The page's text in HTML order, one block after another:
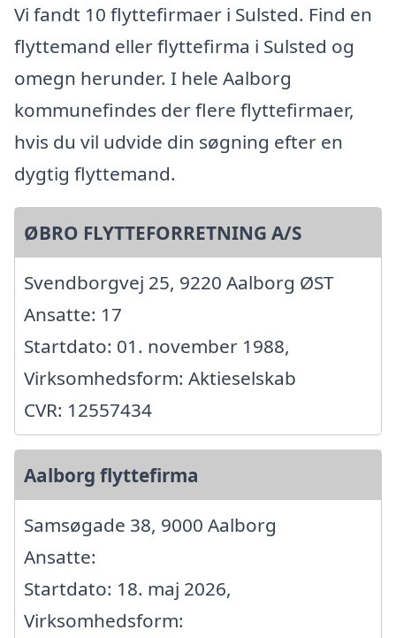
Vi fandt 10 flyttefirmaer i Sulsted. Find en
flyttemand eller flyttefirma i Sulsted og
omegn herunder. I hele Aalborg
kommunefindes der flere flyttefirmaer,
hvis du vil udvide din søgning efter en
dygtig flyttemand.
ØBRO FLYTTEFORRETNING A/S
Svendborgvej 25, 9220 Aalborg ØST
Ansatte: 17
Startdato: 01. november 1988,
Virksomhedsform: Aktieselskab
CVR: 12557434
Aalborg flyttefirma
Samsøgade 38, 9000 Aalborg
Ansatte:
Startdato: 18. maj 2026,
Virksomhedsform: